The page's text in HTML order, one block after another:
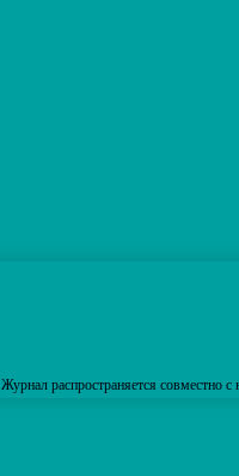
Журнал распространяется совместно